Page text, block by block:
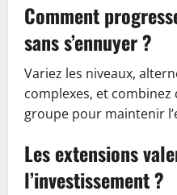
Comment
sans s’ennuyer ?
Variez les niveaux,
complexes, et combinez
groupe pour maintenir
Les extensions
l’investissement ?